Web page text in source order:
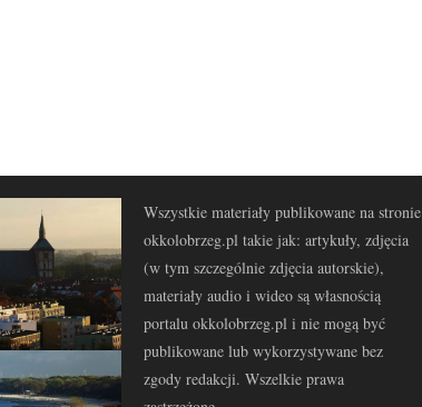
Wszystkie materiały publikowane na stronie
okkolobrzeg.pl takie jak: artykuły, zdjęcia
(w tym szczególnie zdjęcia autorskie),
materiały audio i wideo są własnością
portalu okkolobrzeg.pl i nie mogą być
publikowane lub wykorzystywane bez
zgody redakcji. Wszelkie prawa